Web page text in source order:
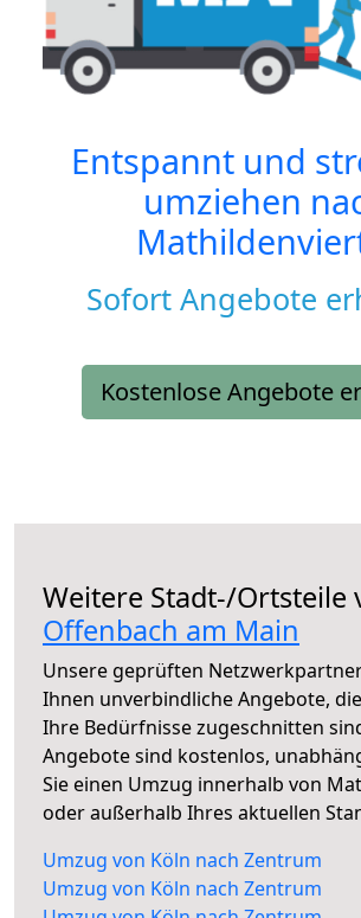
Entspannt und
umziehen
Sofort Angebote
Kostenlose Angebote
Weitere Stadt-/Ortsteile
Offenbach am Main
Unsere geprüften
Ihnen unverbindliche Angebote,
Ihre Bedürfnisse zugeschnitten
Angebote sind kostenlos,
Sie einen Umzug innerhalb von
oder außerhalb Ihres aktuellen
Umzug von Köln nach Zentrum
Umzug von Köln nach Zentrum